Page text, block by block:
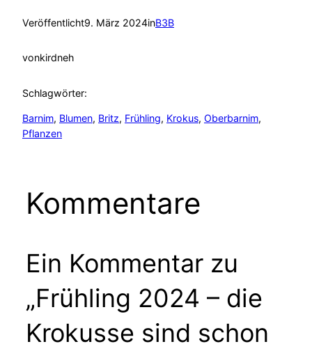
Veröffentlicht9. März 2024inB3B
vonkirdneh
Schlagwörter:
Barnim, Blumen, Britz, Frühling, Krokus, Oberbarnim
Pflanzen
Kommentare
Ein Kommentar zu
„Frühling 2024 – die
Krokusse sind schon